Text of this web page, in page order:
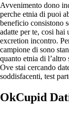
Avvenimento dono
perche etnia di puoi
beneficio consistono
adatte per te, cosi hai
excretion incontro.
campione di sono
quanto etnia di
Ove stai cercando
soddisfacenti, test
OkCupid